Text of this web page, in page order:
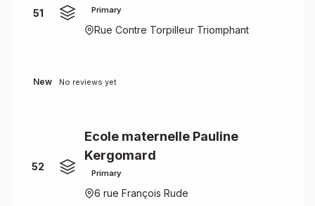
51 Primary
Rue Contre Torpilleur Triomphant
New No reviews yet
52
Ecole maternelle Pauline
Kergomard
Primary
6 rue François Rude